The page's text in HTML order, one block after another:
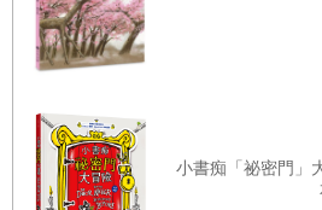
小書痴「祕密門」